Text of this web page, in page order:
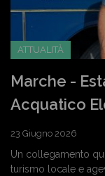
ATTUALITÀ
Marche -
Acquatico
23 Giugno 2026
Un collegamento
turismo locale e